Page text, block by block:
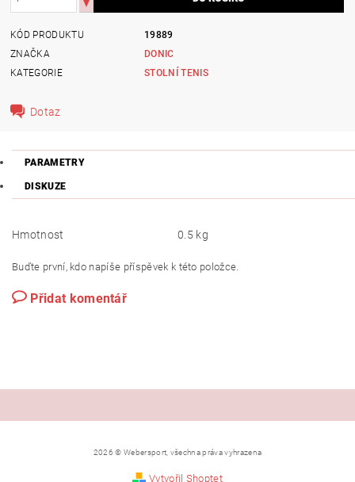
KÓD PRODUKTU
19889
ZNAČKA
DONIC
KATEGORIE
STOLNÍ TENIS
Dotaz
PARAMETRY
DISKUZE
Hmotnost 0.5 kg
Buďte první, kdo napíše příspěvek k této položce.
Přidat komentář
2026 © Webersport, všechna práva vyhrazena
Vytvořil Shoptet